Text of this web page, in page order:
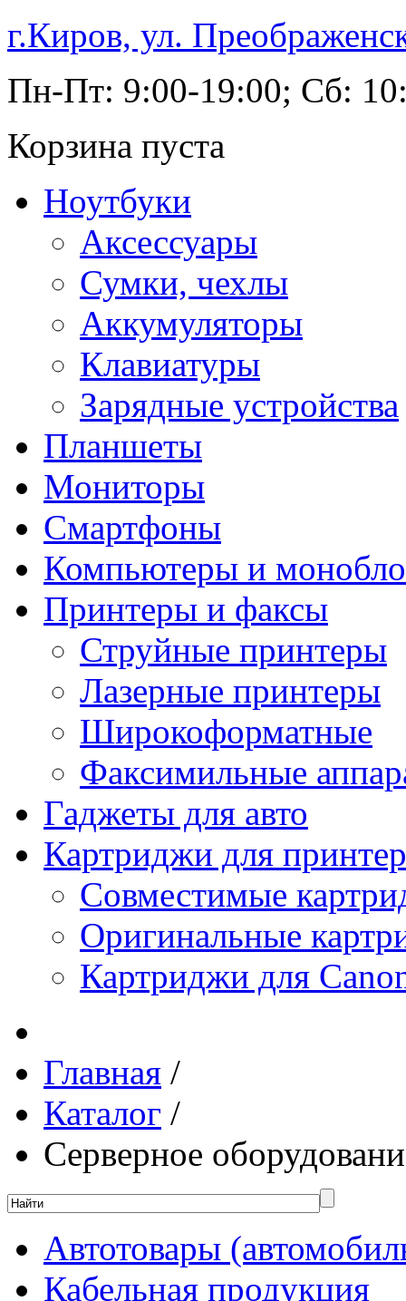
г.Киров, ул.
Пн-Пт: 9:00-19:00; Сб:
Корзина пуста
Ноутбуки
Аксессуары
Сумки, чехлы
Аккумуляторы
Клавиатуры
Зарядные устройства
Планшеты
Мониторы
Смартфоны
Компьютеры и
Принтеры и факсы
Струйные принтеры
Лазерные принтеры
Широкоформатные
Факсимильные
Гаджеты для авто
Картриджи для
Совместимые
Оригинальные
Картриджи для
Главная /
Каталог /
Серверное
Автотовары
Кабельная продукция